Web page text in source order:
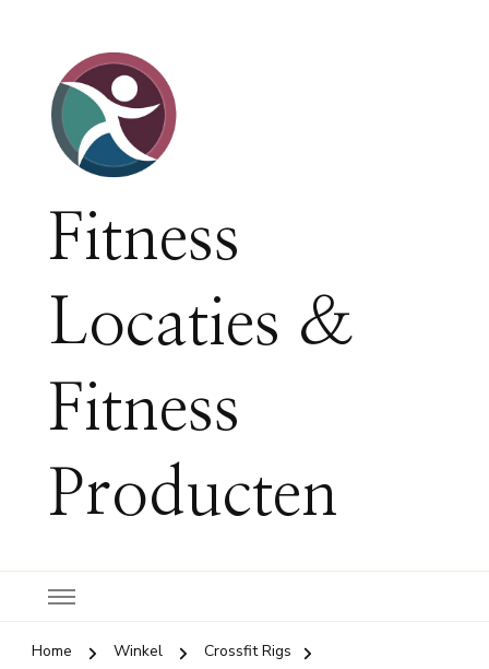
Fitness
Locaties &
Fitness
Producten
Home Winkel
Crossfit Rigs